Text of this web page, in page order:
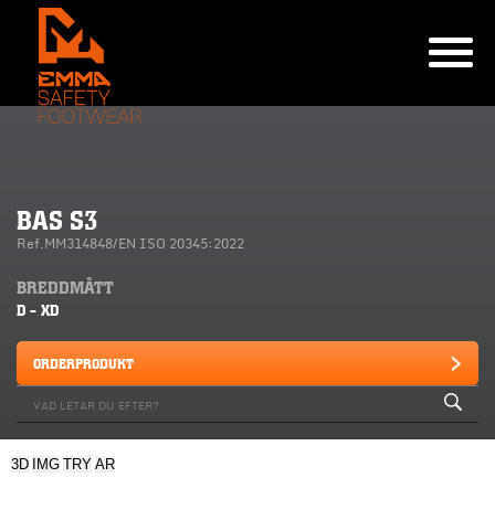
BAS S3
Ref.MM314848/EN ISO 20345:2022
BREDDMÅTT
D - XD
ORDERPRODUKT
3D IMG TRY AR